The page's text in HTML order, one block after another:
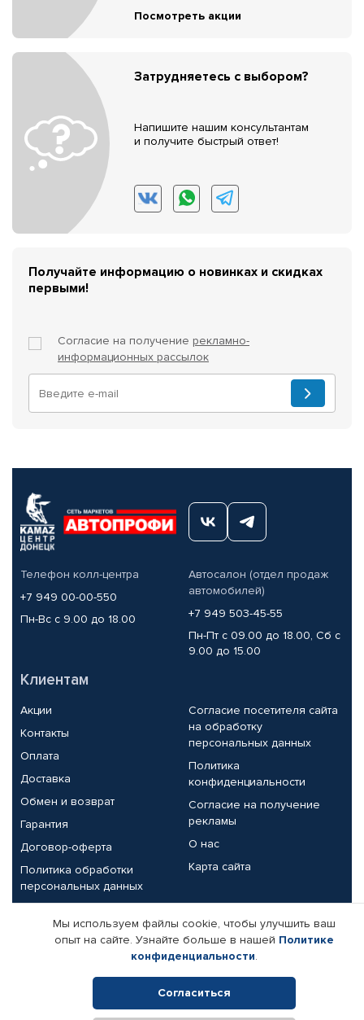
Посмотреть акции
Затрудняетесь с выбором?
Напишите нашим консультантам
и получите быстрый ответ!
Получайте информацию о новинках и скидках
первыми!
Согласие на получение рекламно-
информационных рассылок
Телефон колл-центра
+7 949 00-00-550
Пн-Вс с 9.00 до 18.00
Автосалон (отдел продаж
автомобилей)
+7 949 503-45-55
Пн-Пт с 09.00 до 18.00, Сб с
9.00 до 15.00
Клиентам
Акции
Контакты
Оплата
Доставка
Обмен и возврат
Гарантия
Договор-оферта
Политика обработки
персональных данных
Согласие посетителя сайта
на обработку
персональных данных
Политика
конфиденциальности
Согласие на получение
рекламы
О нас
Карта сайта
Партнерам
Корпоративным клиентам
Поставщикам
Реквизиты компании
Мы используем файлы cookie, чтобы улучшить ваш
опыт на сайте. Узнайте больше в нашей Политике
конфиденциальности.
Согласиться